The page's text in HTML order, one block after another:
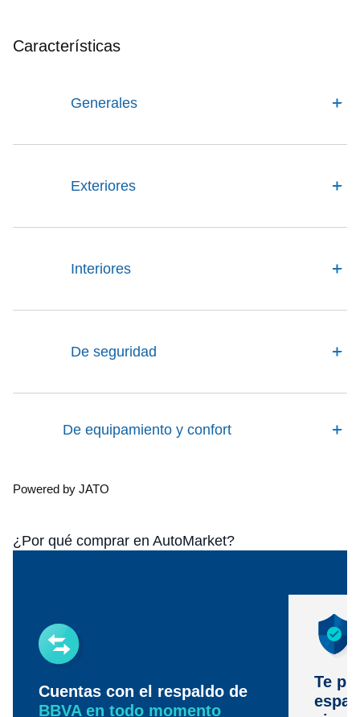
Características
Generales
Exteriores
Interiores
De seguridad
De equipamiento y confort
Powered by JATO
¿Por qué comprar en AutoMarket?
Cuentas con el respaldo de
BBVA en todo momento
Te